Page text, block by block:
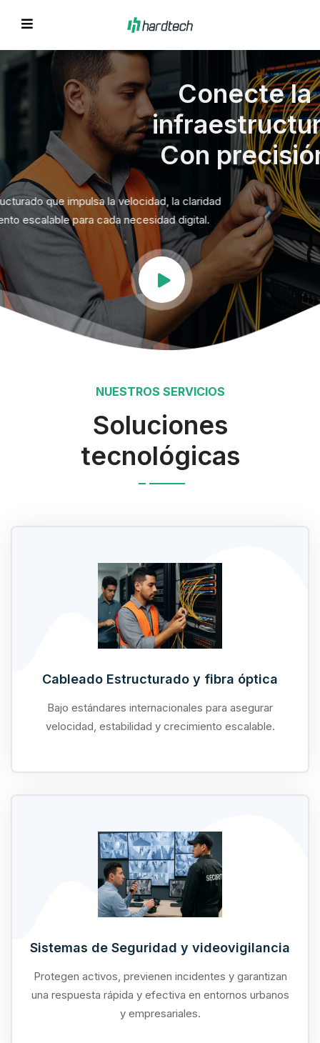
Conecte la
infraestructura
Con precisión
Cableado estructurado que impulsa la velocidad, la claridad
y el crecimiento escalable para cada necesidad digital.
NUESTROS SERVICIOS
Soluciones
tecnológicas
Cableado Estructurado y fibra óptica
Bajo estándares internacionales para asegurar
velocidad, estabilidad y crecimiento escalable.
Sistemas de Seguridad y videovigilancia
Protegen activos, previenen incidentes y garantizan
una respuesta rápida y efectiva en entornos urbanos
y empresariales.